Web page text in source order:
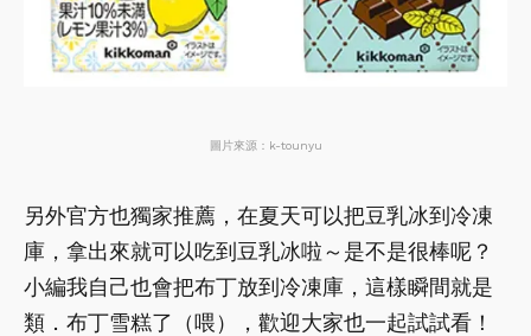
圖片來源：k-tounyu
另外官方也獨家推薦，在夏天可以把豆乳冰到冷凍
庫，拿出來就可以吃到豆乳冰啦～是不是很棒呢？
小編我自己也會把布丁放到冷凍庫，這樣瞬間就是
類．布丁雪糕了（喂），歡迎大家也一起試試看！